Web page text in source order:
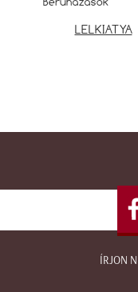
LELKIATYA
ÍRJON